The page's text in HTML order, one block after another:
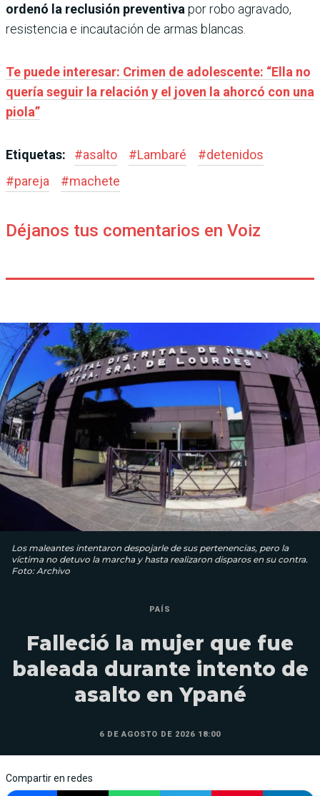
ordenó la reclusión preventiva por robo agravado,
resistencia e incautación de armas blancas.
Te puede interesar: Crimen de adolescente: “Ella no
quería seguir la relación y el joven la ahorcó con una
piola”
Etiquetas: #asalto #Lambaré #detenidos
#pareja #machete
Déjanos tus comentarios en Voiz
Los maleantes intentaron despojarle de sus pertenencias, pero la
víctima no detuvo la marcha y hasta realizaron disparos en su contra.
Foto: Archivo
PAÍS
Falleció la mujer que fue
baleada durante intento de
asalto en Ypané
6 DE AGOSTO DE 2026 18:00
Compartir en redes